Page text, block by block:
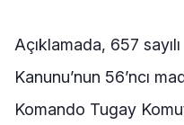
Açıklamada, 657
Kanunu’nun 56’ncı
Komando Tugay